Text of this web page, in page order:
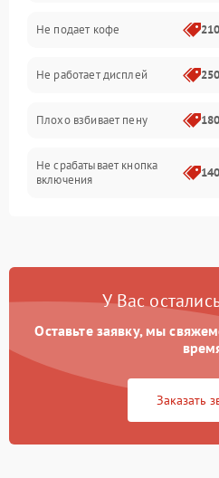
Не подает кофе
Не работает дисплей
Плохо взбивает пену
Не срабатывает кнопка
включения
Постоянные сбои в работе
У Вас
Оставьте заявку, мы
Заказать